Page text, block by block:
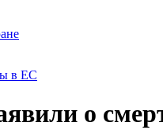
в ЕС
о